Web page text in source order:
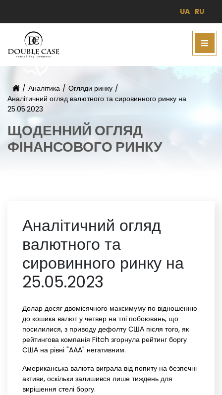
UA RU
/ Аналітика / Огляди ринку /
Аналітичний огляд валютного та сировинного ринку на
25.05.2023
ЩОДЕННИЙ ОГЛЯД
ФІНАНСОВОГО РИНКУ
Аналітичний огляд
валютного та
сировинного ринку на
25.05.2023
Долар досяг двомісячного максимуму по відношенню
до кошика валют у четвер на тлі побоювань, що
посилилися, з приводу дефолту США після того, як
рейтингова компанія Fitch згорнула рейтинг боргу
США на рівні "AAA" негативним.
Американська валюта виграла від попиту на безпечні
активи, оскільки залишився лише тиждень для
вирішення стелі боргу.